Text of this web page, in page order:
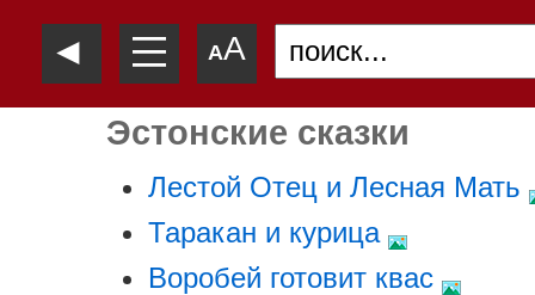
◄ —
—
— AA
Эстонские сказки
Лестой Отец и Лесная Мать
Таракан и курица
Воробей готовит квас